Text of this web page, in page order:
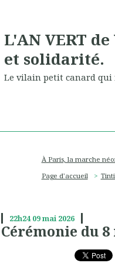
L'AN VERT
et solidarité.
Le vilain petit canard qui
À Paris, la marche
Page d'accueil
22h24 09mai 2026
Cérémonie du